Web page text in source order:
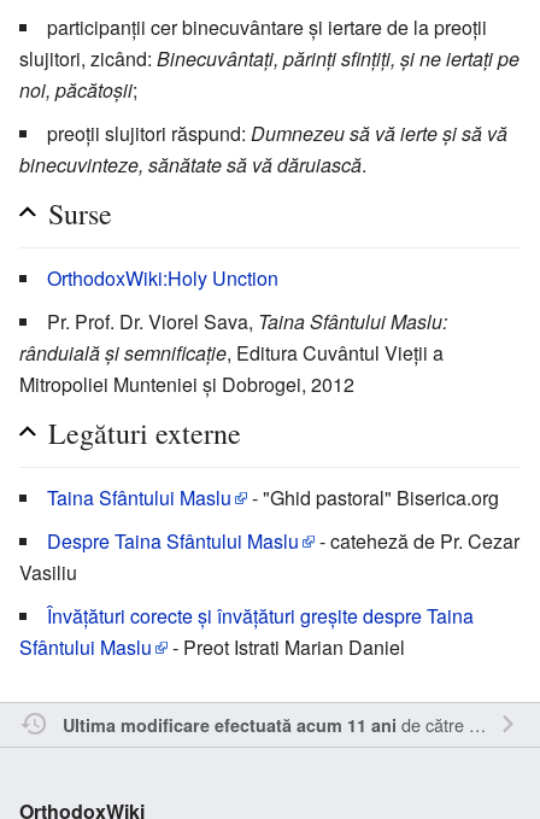
participanţii cer binecuvântare şi iertare de la preoţii
slujitori, zicând: Binecuvântaţi, părinţi sfinţiţi, şi ne iertaţi pe
noi, păcătoşii;
preoţii slujitori răspund: Dumnezeu să vă ierte şi să vă
binecuvinteze, sănătate să vă dăruiască.
Surse
OrthodoxWiki:Holy Unction
Pr. Prof. Dr. Viorel Sava, Taina Sfântului Maslu:
rânduială și semnificație, Editura Cuvântul Vieții a
Mitropoliei Munteniei și Dobrogei, 2012
Legături externe
Taina Sfântului Maslu
- "Ghid pastoral" Biserica.org
Despre Taina Sfântului Maslu
- cateheză de Pr. Cezar
Vasiliu
Învăţături corecte şi învăţături greşite despre Taina
Sfântului Maslu
- Preot Istrati Marian Daniel
Ultima modificare efectuată acum 11 ani de către Inistea
OrthodoxWiki